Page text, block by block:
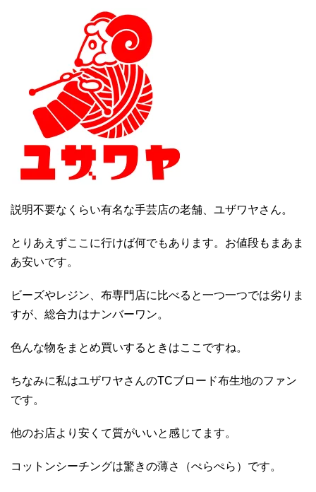
説明不要なくらい有名な手芸店の老舗、ユザワヤさん。
とりあえずここに行けば何でもあります。お値段もまあま
あ安いです。
ビーズやレジン、布専門店に比べると一つ一つでは劣りま
すが、総合力はナンバーワン。
色んな物をまとめ買いするときはここですね。
ちなみに私はユザワヤさんのTCブロード布生地のファン
です。
他のお店より安くて質がいいと感じてます。
コットンシーチングは驚きの薄さ（ぺらぺら）です。